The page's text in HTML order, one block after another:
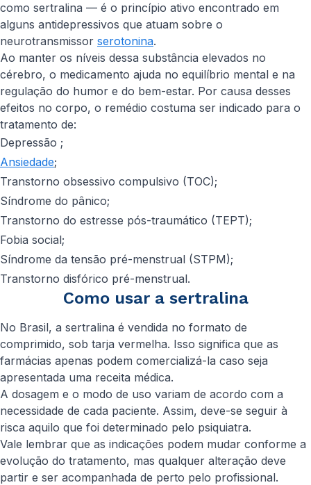
como sertralina — é o princípio ativo encontrado em
alguns antidepressivos que atuam sobre o
neurotransmissor serotonina.
Ao manter os níveis dessa substância elevados no
cérebro, o medicamento ajuda no equilíbrio mental e na
regulação do humor e do bem-estar. Por causa desses
efeitos no corpo, o remédio costuma ser indicado para o
tratamento de:
Depressão ;
Ansiedade;
Transtorno obsessivo compulsivo (TOC);
Síndrome do pânico;
Transtorno do estresse pós-traumático (TEPT);
Fobia social;
Síndrome da tensão pré-menstrual (STPM);
Transtorno disfórico pré-menstrual.
Como usar a sertralina
No Brasil, a sertralina é vendida no formato de
comprimido, sob tarja vermelha. Isso significa que as
farmácias apenas podem comercializá-la caso seja
apresentada uma receita médica.
A dosagem e o modo de uso variam de acordo com a
necessidade de cada paciente. Assim, deve-se seguir à
risca aquilo que foi determinado pelo psiquiatra.
Vale lembrar que as indicações podem mudar conforme a
evolução do tratamento, mas qualquer alteração deve
partir e ser acompanhada de perto pelo profissional.